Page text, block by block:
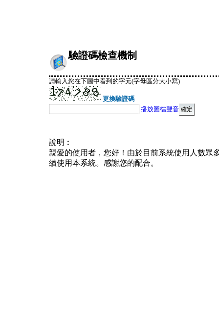
驗證碼檢查機制
請輸入您在下圖中看到的字元(字母區分大小寫)
更換驗證碼
播放圖檔聲音
說明︰
親愛的使用者，您好！由於目前系統使用人數眾
續使用本系統。感謝您的配合。